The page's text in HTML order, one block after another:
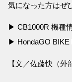
気になった方はぜ
▶ CB1000R 機種
▶ HondaGO BIKE
【文／佐藤快（外